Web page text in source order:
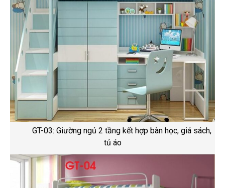
GT-03: Giường ngủ 2 tầng kết hợp bàn học, giá sách,
tủ áo